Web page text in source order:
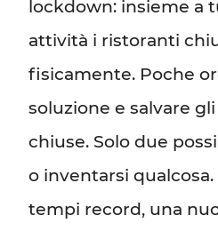
lockdown: insieme a
attività i ristoranti
fisicamente. Poche
soluzione e salvare
chiuse. Solo due
o inventarsi qualcosa.
tempi record, una